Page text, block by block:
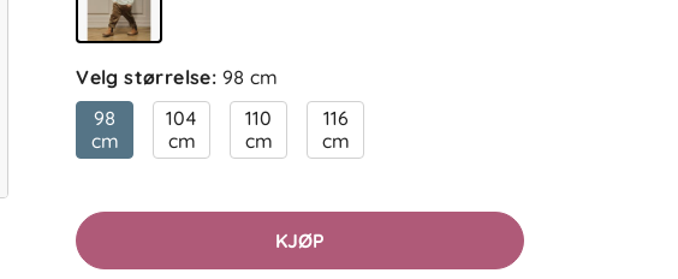
Velg størrelse: 98 cm
98
cm
104
cm
110
cm
116
cm
KJØP